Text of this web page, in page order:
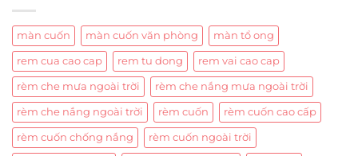
màn cuốn màn cuốn văn phòng màn tổ ong
rem cua cao cap rem tu dong rem vai cao cap
rèm che mưa ngoài trời rèm che nắng mưa ngoài trời
rèm che nắng ngoài trời rèm cuốn rèm cuốn cao cấp
rèm cuốn chống nắng rèm cuốn ngoài trời